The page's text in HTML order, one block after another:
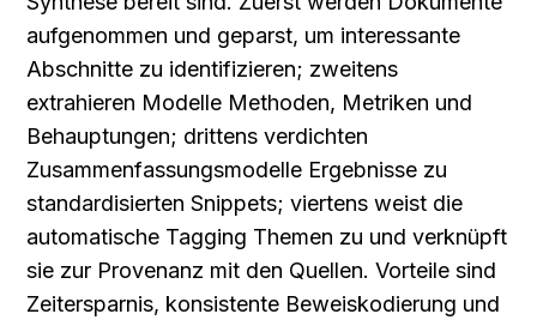
aufgenommen und geparst, um interessante
Abschnitte zu identifizieren; zweitens
extrahieren Modelle Methoden, Metriken und
Behauptungen; drittens verdichten
Zusammenfassungsmodelle Ergebnisse zu
standardisierten Snippets; viertens weist die
automatische Tagging Themen zu und verknüpft
sie zur Provenanz mit den Quellen. Vorteile sind
Zeitersparnis, konsistente Beweiskodierung und